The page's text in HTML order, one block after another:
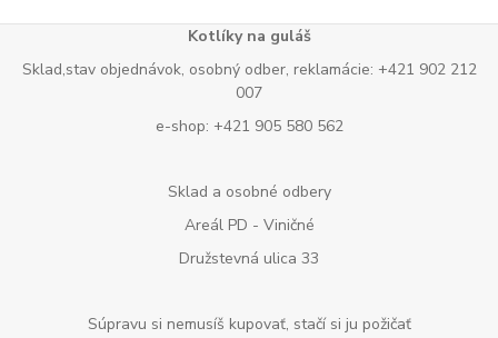
Kotlíky na guláš
Sklad,stav objednávok, osobný odber, reklamácie: +421 902 212
007
e-shop: +421 905 580 562
Sklad a osobné odbery
Areál PD - Viničné
Družstevná ulica 33
Súpravu si nemusíš kupovať, stačí si ju požičať